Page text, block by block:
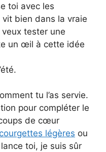
toi avec les
vit bien dans la vraie
tester une
un œil à cette idée
tu l’as servie.
pour compléter le
de cœur
légères ou
toi, je suis sûr